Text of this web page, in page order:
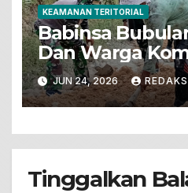
KEAMANAN TERITORIAL
Babinsa
Dan Warga
Jalan Dusun
JUN 24, 2026
Tinggalkan